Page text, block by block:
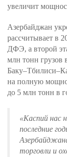
увеличит
Азербайджан
рассчитывает в
ДФЭ, а второй
млн тонн грузов
на полную
до 5 млн тонн в
«Каспий нас
последние
торговли и